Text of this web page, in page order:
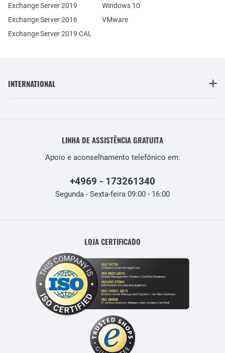
Exchange Server 2019
Exchange Server 2016
Exchange Server 2019 CAL
Windows 10
VMware
INTERNATIONAL
LINHA DE ASSISTÊNCIA GRATUITA
Apoio e aconselhamento telefónico em:
+4969 - 173261340
Segunda - Sexta-feira 09:00 - 16:00
LOJA CERTIFICADO